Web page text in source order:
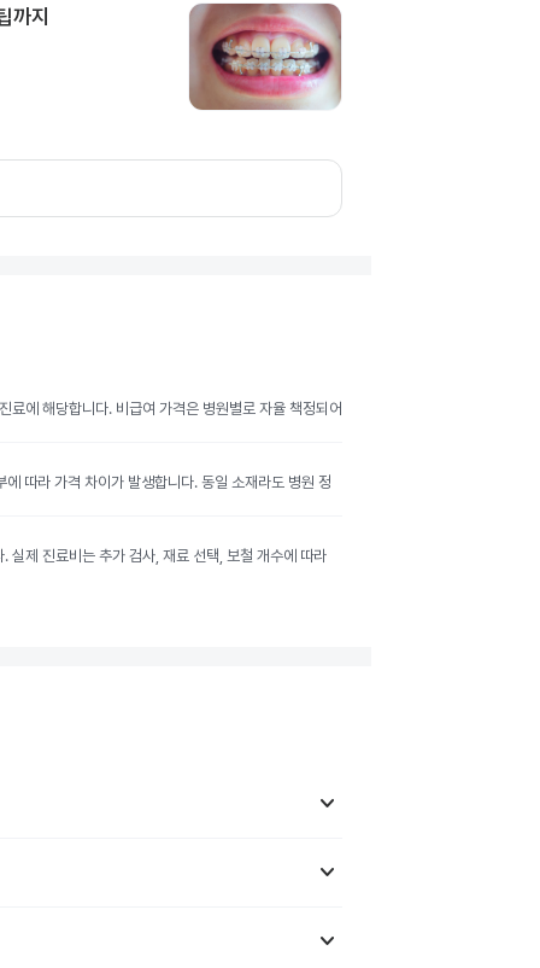
까지
에 해당합니다. 비급여 가격은 병원별로 자율 책정되어
따라 가격 차이가 발생합니다. 동일 소재라도 병원 정
실제 진료비는 추가 검사, 재료 선택, 보철 개수에 따라
keyboard_arrow_down
keyboard_arrow_down
keyboard_arrow_down